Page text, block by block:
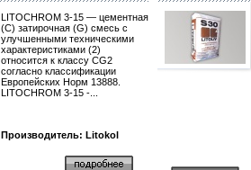
LITOCHROM 3-15 — цементная
(С) затирочная (G) смесь с
улучшенными техническими
характеристиками (2)
относится к классу CG2
согласно классификации
Европейских Норм 13888.
LITOCHROM 3-15 -...
Производитель: Litokol